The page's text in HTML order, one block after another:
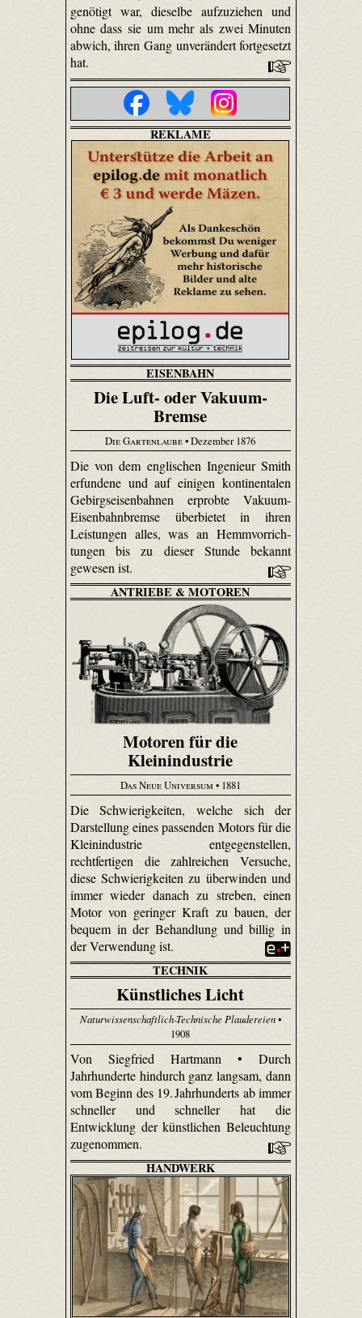
genötigt war, dieselbe aufzuziehen und
ohne dass sie um mehr als zwei Minuten
abwich, ihren Gang unverändert fortgesetzt
hat.
REKLAME
EISENBAHN
Die Luft- oder Vakuum-
Bremse
Die Gartenlaube• Dezember 1876
Die von dem englischen Ingenieur Smith
erfundene und auf einigen kontinentalen
Gebirgseisenbahnen erprobte Vakuum-
Eisenbahnbremse überbietet in ihren
Leistungen alles, was an Hemm­vorrich­
tungen bis zu dieser Stunde bekannt
gewesen ist.
ANTRIEBE & MOTOREN
Motoren für die
Kleinindustrie
Das Neue Universum • 1881
Die Schwierigkeiten, welche sich der
Darstellung eines passenden Motors für die
Kleinindustrie entgegenstellen,
rechtfertigen die zahlreichen Versuche,
diese Schwierigkeiten zu überwinden und
immer wieder danach zu streben, einen
Motor von geringer Kraft zu bauen, der
bequem in der Behandlung und billig in
der Verwendung ist.
TECHNIK
Künstliches Licht
Naturwissenschaftlich-Technische Plaudereien•
1908
Von Siegfried Hartmann • Durch
Jahrhunderte hindurch ganz langsam, dann
vom Beginn des 19. Jahrhunderts ab immer
schneller und schneller hat die
Entwicklung der künstlichen Beleuchtung
zugenommen.
HANDWERK